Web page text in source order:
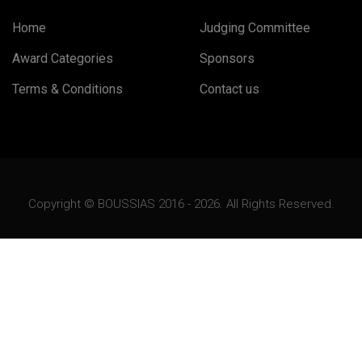
Home
Award Categories
Terms & Conditions
Judging Committee
Sponsors
Contact us
Copyright © BOUSSIAS 2016 - 2026. All Rights Reserved.